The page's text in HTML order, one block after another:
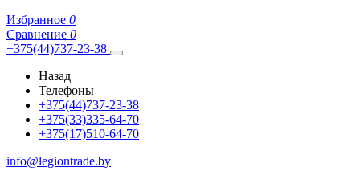
Избранное 0
Сравнение 0
+375(44)737-23-38
Назад
Телефоны
+375(44)737-23-38
+375(33)335-64-70
+375(17)510-64-70
info@legiontrade.by